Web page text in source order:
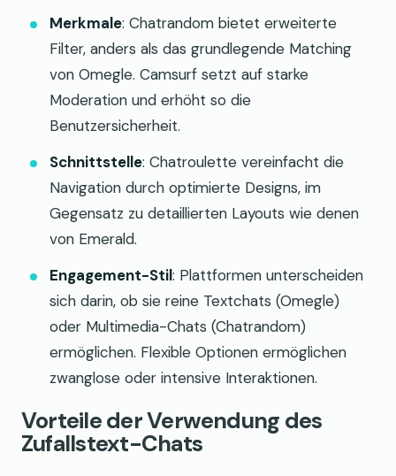
Merkmale: Chatrandom bietet erweiterte
Filter, anders als das grundlegende Matching
von Omegle. Camsurf setzt auf starke
Moderation und erhöht so die
Benutzersicherheit.
Schnittstelle: Chatroulette vereinfacht die
Navigation durch optimierte Designs, im
Gegensatz zu detaillierten Layouts wie denen
von Emerald.
Engagement-Stil: Plattformen unterscheiden
sich darin, ob sie reine Textchats (Omegle)
oder Multimedia-Chats (Chatrandom)
ermöglichen. Flexible Optionen ermöglichen
zwanglose oder intensive Interaktionen.
Vorteile der Verwendung des
Zufallstext-Chats